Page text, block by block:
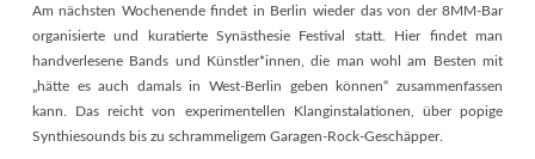
Am nächsten Wochenende findet in Berlin wieder das von der 8MM-Bar
organisierte und kuratierte Synästhesie Festival statt. Hier findet man
handverlesene Bands und Künstler*innen, die man wohl am Besten mit
„hätte es auch damals in West-Berlin geben können“ zusammenfassen
kann. Das reicht von experimentellen Klanginstalationen, über popige
Synthiesounds bis zu schrammeligem Garagen-Rock-Geschäpper.